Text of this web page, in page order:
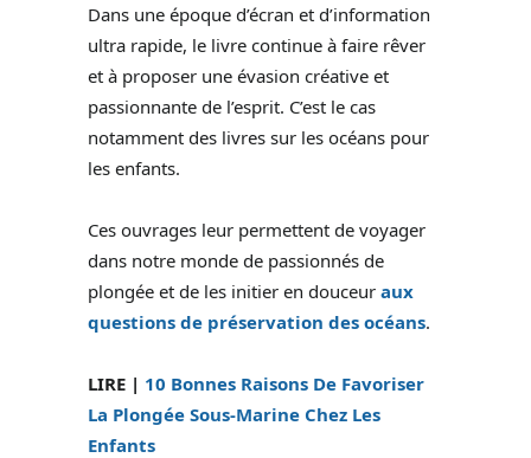
Dans une époque d’écran et d’information
ultra rapide, le livre continue à faire rêver
et à proposer une évasion créative et
passionnante de l’esprit. C’est le cas
notamment des livres sur les océans pour
les enfants.
Ces ouvrages leur permettent de voyager
dans notre monde de passionnés de
plongée et de les initier en douceur aux
questions de préservation des océans.
LIRE | 10 Bonnes Raisons De Favoriser
La Plongée Sous-Marine Chez Les
Enfants